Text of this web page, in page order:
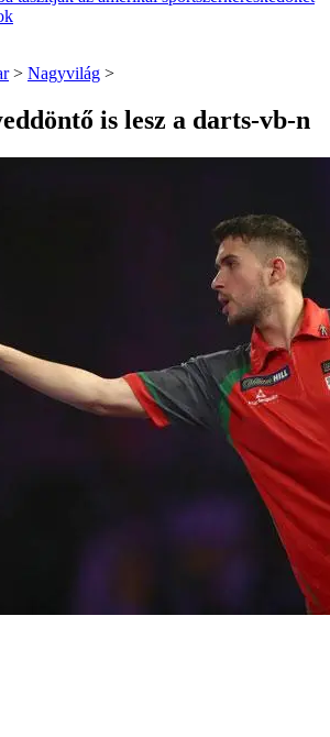
> Nagyvilág >
is lesz a darts-vb-n